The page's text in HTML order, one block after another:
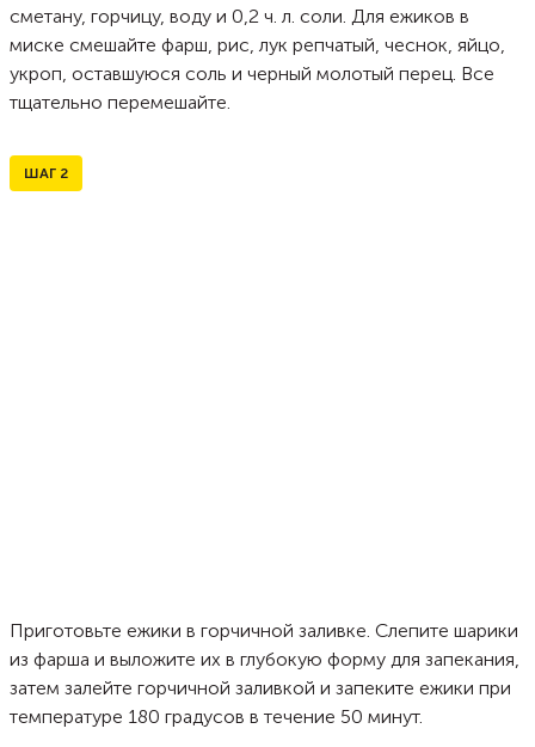
сметану, горчицу, воду и 0,2 ч. л. соли. Для ежиков в
миске смешайте фарш, рис, лук репчатый, чеснок, яйцо,
укроп, оставшуюся соль и черный молотый перец. Все
тщательно перемешайте.
ШАГ 2
Приготовьте ежики в горчичной заливке. Слепите шарики
из фарша и выложите их в глубокую форму для запекания,
затем залейте горчичной заливкой и запеките ежики при
температуре 180 градусов в течение 50 минут.